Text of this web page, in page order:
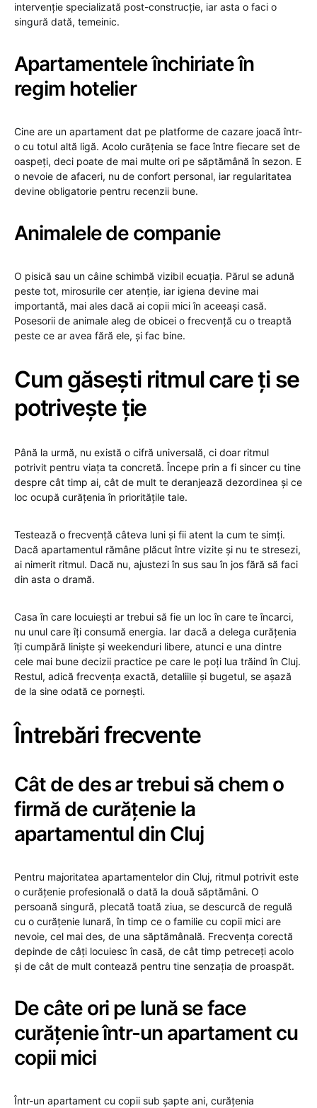
intervenție specializată post-construcție, iar asta o faci o
singură dată, temeinic.
Apartamentele închiriate în
regim hotelier
Cine are un apartament dat pe platforme de cazare joacă într-
o cu totul altă ligă. Acolo curățenia se face între fiecare set de
oaspeți, deci poate de mai multe ori pe săptămână în sezon. E
o nevoie de afaceri, nu de confort personal, iar regularitatea
devine obligatorie pentru recenzii bune.
Animalele de companie
O pisică sau un câine schimbă vizibil ecuația. Părul se adună
peste tot, mirosurile cer atenție, iar igiena devine mai
importantă, mai ales dacă ai copii mici în aceeași casă.
Posesorii de animale aleg de obicei o frecvență cu o treaptă
peste ce ar avea fără ele, și fac bine.
Cum găsești ritmul care ți se
potrivește ție
Până la urmă, nu există o cifră universală, ci doar ritmul
potrivit pentru viața ta concretă. Începe prin a fi sincer cu tine
despre cât timp ai, cât de mult te deranjează dezordinea și ce
loc ocupă curățenia în prioritățile tale.
Testează o frecvență câteva luni și fii atent la cum te simți.
Dacă apartamentul rămâne plăcut între vizite și nu te stresezi,
ai nimerit ritmul. Dacă nu, ajustezi în sus sau în jos fără să faci
din asta o dramă.
Casa în care locuiești ar trebui să fie un loc în care te încarci,
nu unul care îți consumă energia. Iar dacă a delega curățenia
îți cumpără liniște și weekenduri libere, atunci e una dintre
cele mai bune decizii practice pe care le poți lua trăind în Cluj.
Restul, adică frecvența exactă, detaliile și bugetul, se așază
de la sine odată ce pornești.
Întrebări frecvente
Cât de des ar trebui să chem o
firmă de curățenie la
apartamentul din Cluj
Pentru majoritatea apartamentelor din Cluj, ritmul potrivit este
o curățenie profesională o dată la două săptămâni. O
persoană singură, plecată toată ziua, se descurcă de regulă
cu o curățenie lunară, în timp ce o familie cu copii mici are
nevoie, cel mai des, de una săptămânală. Frecvența corectă
depinde de câți locuiesc în casă, de cât timp petreceți acolo
și de cât de mult contează pentru tine senzația de proaspăt.
De câte ori pe lună se face
curățenie într-un apartament cu
copii mici
Într-un apartament cu copii sub șapte ani, curățenia